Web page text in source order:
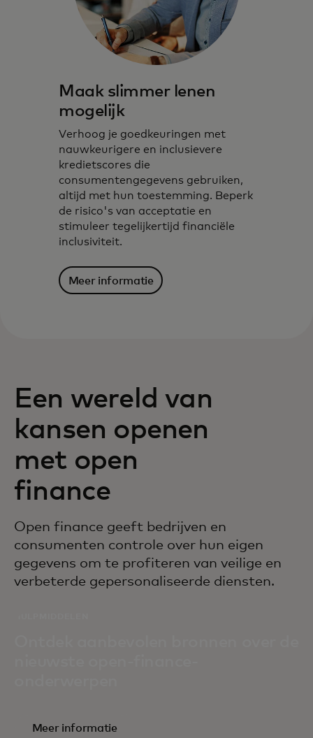
Maak slimmer lenen
mogelijk
Verhoog je goedkeuringen met
nauwkeurigere en inclusievere
kredietscores die
consumentengegevens gebruiken,
altijd met hun toestemming. Beperk
de risico's van acceptatie en
stimuleer tegelijkertijd financiële
inclusiviteit.
Meer informatie
Een wereld van
kansen openen
met open
finance
Open finance geeft bedrijven en
consumenten controle over hun eigen
gegevens om te profiteren van veilige en
verbeterde gepersonaliseerde diensten.
Meer informatie